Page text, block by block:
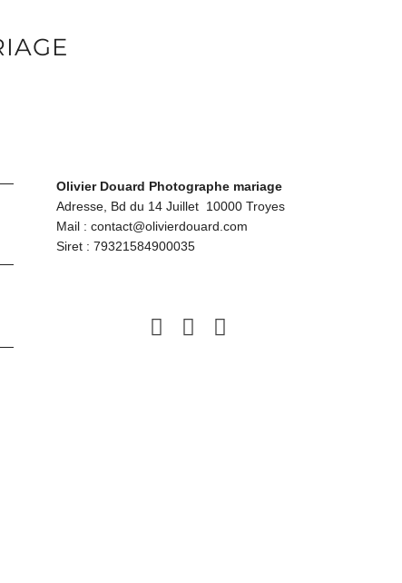
Olivier Douard Photographe mariage
Adresse, Bd du 14 Juillet 10000 Troyes
Mail : contact@olivierdouard.com
Siret : 79321584900035